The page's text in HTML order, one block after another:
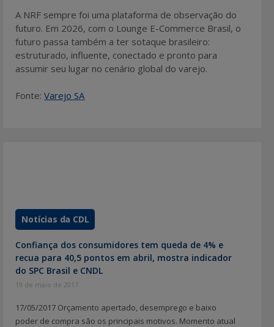
A NRF sempre foi uma plataforma de observação do
futuro. Em 2026, com o Lounge E-Commerce Brasil, o
futuro passa também a ter sotaque brasileiro:
estruturado, influente, conectado e pronto para
assumir seu lugar no cenário global do varejo.
Fonte:Varejo SA
Notícias da CDL
Confiança dos consumidores tem queda de 4% e
recua para 40,5 pontos em abril, mostra indicador
do SPC Brasil e CNDL
19 de maio de 2017
17/05/2017 Orçamento apertado, desemprego e baixo
poder de compra são os principais motivos. Momento atual